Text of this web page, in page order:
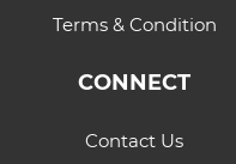
Terms & Condition
CONNECT
Contact Us